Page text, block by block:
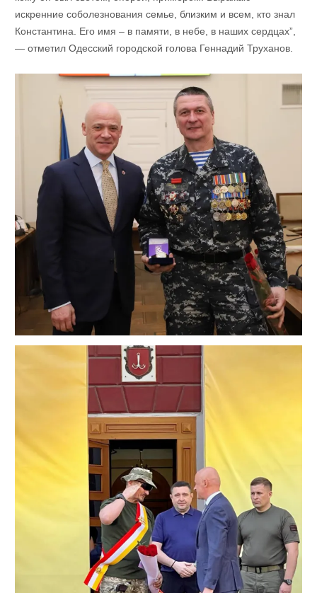
искренние соболезнования семье, близким и всем, кто знал
Константина. Его имя – в памяти, в небе, в наших сердцах”,
— отметил Одесский городской голова Геннадий Труханов.